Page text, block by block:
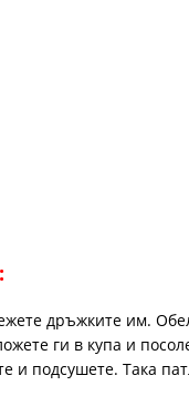
дръжките им.
ги в купа и
и подсушете. Така